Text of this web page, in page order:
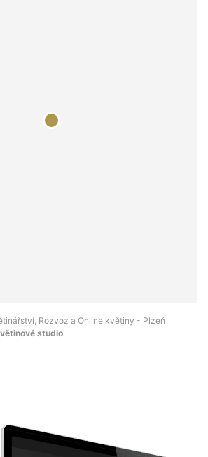
Rozvoz a Online květiny - Plzeň
studio